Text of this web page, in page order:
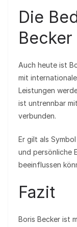
Die
Auch heute ist
mit
Leistungen
ist untrennbar
verbunden.
Er gilt als
und persönliche
beeinflussen
Fazit
Boris Becker ist